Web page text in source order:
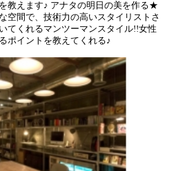
教えます♪ アナタの明日の美を作る★
空間で、技術力の高いスタイリストさ
てくれるマンツーマンスタイル!!女性
ポイントを教えてくれる♪